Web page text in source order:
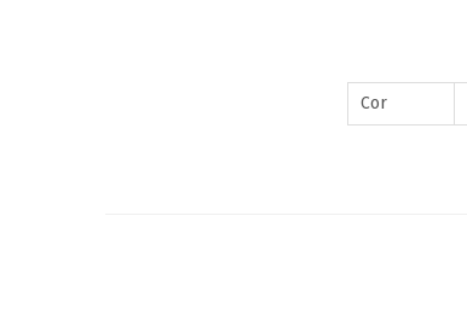
Cor